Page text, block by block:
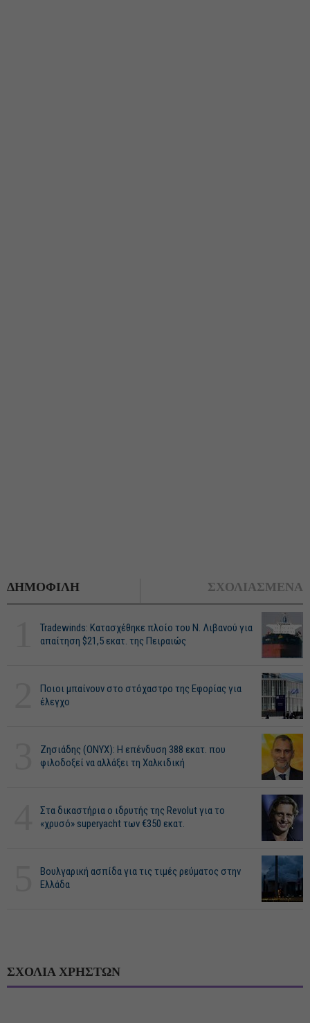
ΔΗΜΟΦΙΛΗ ΣΧΟΛΙΑΣΜΕΝΑ
Tradewinds: Κατασχέθηκε πλοίο του Ν. Λιβανού για
απαίτηση $21,5 εκατ. της Πειραιώς
Ποιοι μπαίνουν στο στόχαστρο της Εφορίας για
έλεγχο
Ζησιάδης (ONYX): Η επένδυση 388 εκατ. που
φιλοδοξεί να αλλάξει τη Χαλκιδική
Στα δικαστήρια ο ιδρυτής της Revolut για το
«χρυσό» superyacht των €350 εκατ.
Βουλγαρική ασπίδα για τις τιμές ρεύματος στην
Ελλάδα
ΣΧΟΛΙΑ ΧΡΗΣΤΩΝ